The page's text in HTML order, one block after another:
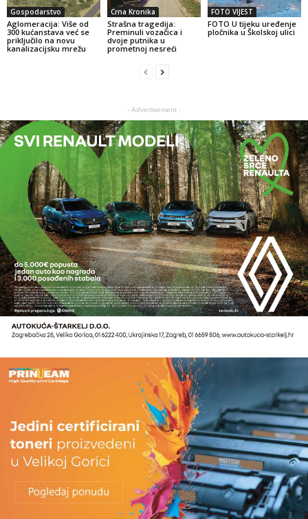
Gospodarstvo
Aglomeracija: Više od
300 kućanstava već se
priključilo na novu
kanalizacijsku mrežu
Crna Kronika
Strašna tragedija:
Preminuli vozačica i
dvoje putnika u
prometnoj nesreći
FOTO VIJEST
FOTO U tijeku uređenje
pločnika u Školskoj ulici
- Advertisement -